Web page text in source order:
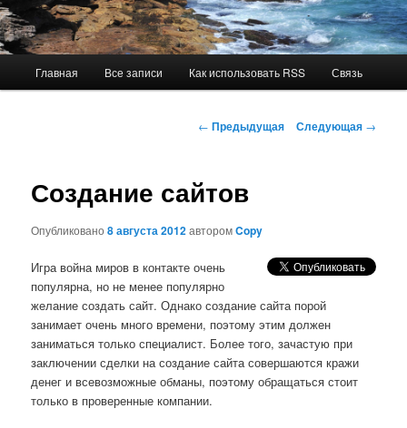
Главная Все записи Как использовать RSS Связь
Навигация
← Предыдущая Следующая →
Создание сайтов
Опубликовано8 августа 2012авторомCopy
Игра война миров в контакте очень
популярна, но не менее популярно
желание создать сайт. Однако создание сайта порой
занимает очень много времени, поэтому этим должен
заниматься только специалист. Более того, зачастую при
заключении сделки на создание сайта совершаются кражи
денег и всевозможные обманы, поэтому обращаться стоит
только в проверенные компании.